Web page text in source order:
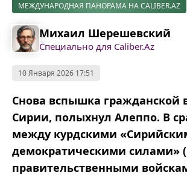
МЕЖДУНАРОДНАЯ ПАНОРАМА НА CALIBER.AZ
Михаил Шерешевский
Специально для Caliber.Az
10 Января 2026 17:51
Снова вспышка гражданской
Сирии, полыхнул Алеппо. В
между курдскими
демократическими силами»
правительственными